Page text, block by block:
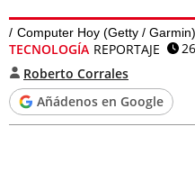
Computer Hoy (Getty / Garmin)
TECNOLOGÍA REPORTAJE
Roberto Corrales
Añádenos en Google